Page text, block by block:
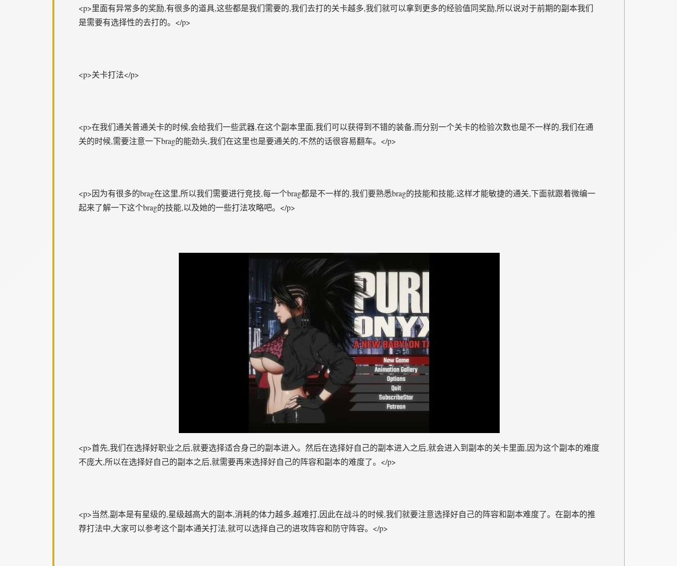
<p>里面有异常多的奖励,有很多的道具,这些都是我们需要的,我们去打的关卡越多,我们就可以拿到更多的经验值同奖励,所以说对于前期的副本我们
是需要有选择性的去打的。</p>
<p>关卡打法</p>
<p>在我们通关普通关卡的时候,会给我们一些武器,在这个副本里面,我们可以获得到不错的装备,而分别一个关卡的检验次数也是不一样的,我们在通
关的时候,需要注意一下brag的能劲头,我们在这里也是要通关的,不然的话很容易翻车。</p>
<p>因为有很多的brag在这里,所以我们需要进行竞技,每一个brag都是不一样的,我们要熟悉brag的技能和技能,这样才能敏捷的通关,下面就跟着微编一
起来了解一下这个brag的技能,以及她的一些打法攻略吧。</p>
<p>首先,我们在选择好职业之后,就要选择适合身己的副本进入。然后在选择好自己的副本进入之后,就会进入到副本的关卡里面,因为这个副本的难度
不庞大,所以在选择好自己的副本之后,就需要再来选择好自己的阵容和副本的难度了。</p>
<p>当然,副本是有星级的,星级越高大的副本,消耗的体力越多,越难打,因此在战斗的时候,我们就要注意选择好自己的阵容和副本难度了。在副本的推
荐打法中,大家可以参考这个副本通关打法,就可以选择自己的进攻阵容和防守阵容。</p>